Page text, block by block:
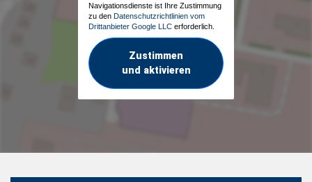
Navigationsdienste ist Ihre Zustimmung
zu den Datenschutzrichtlinien vom
Drittanbieter Google LLC erforderlich.
Zustimmen
und aktivieren